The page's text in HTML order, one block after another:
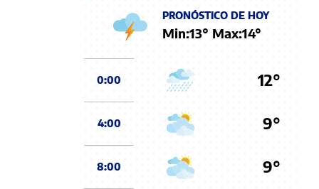
PRONÓSTICO DE HOY
Min:13° Max:14°
0:00 12°
4:00 9°
8:00 9°